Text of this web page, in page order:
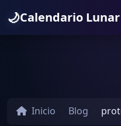
🌙Calendario Lunar
Inicio Blog